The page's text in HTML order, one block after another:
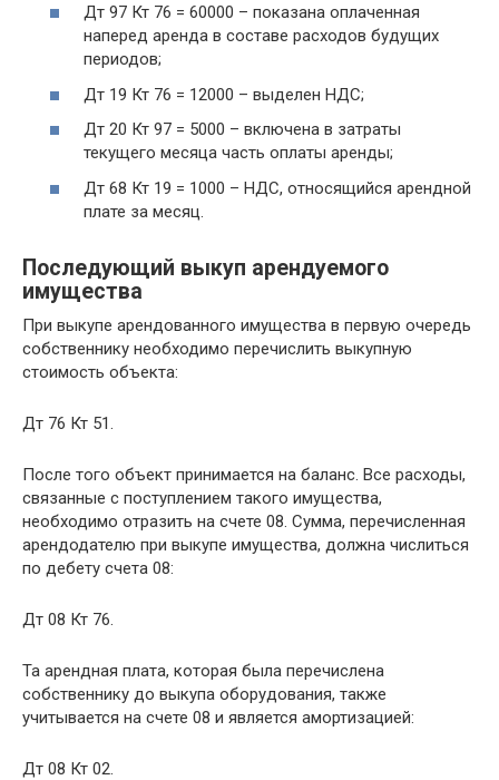
Дт 97 Кт 76 = 60000 – показана оплаченная
наперед аренда в составе расходов будущих
периодов;
Дт 19 Кт 76 = 12000 – выделен НДС;
Дт 20 Кт 97 = 5000 – включена в затраты
текущего месяца часть оплаты аренды;
Дт 68 Кт 19 = 1000 – НДС, относящийся арендной
плате за месяц.
Последующий выкуп арендуемого
имущества
При выкупе арендованного имущества в первую очередь
собственнику необходимо перечислить выкупную
стоимость объекта:
Дт 76 Кт 51.
После того объект принимается на баланс. Все расходы,
связанные с поступлением такого имущества,
необходимо отразить на счете 08. Сумма, перечисленная
арендодателю при выкупе имущества, должна числиться
по дебету счета 08:
Дт 08 Кт 76.
Та арендная плата, которая была перечислена
собственнику до выкупа оборудования, также
учитывается на счете 08 и является амортизацией:
Дт 08 Кт 02.